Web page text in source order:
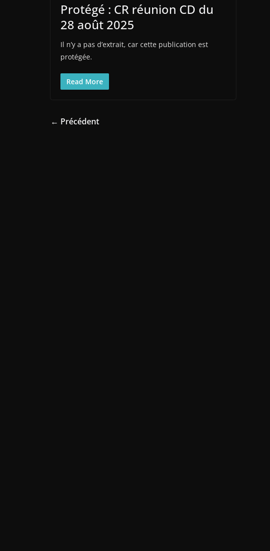
Protégé : CR réunion CD du
28 août 2025
Il n’y a pas d’extrait, car cette publication est
protégée.
Read More
← Précédent